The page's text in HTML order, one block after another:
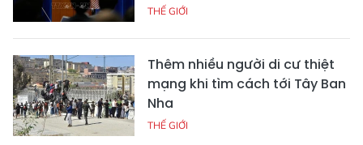
THẾ GIỚI
Thêm nhiều người di cư thiệt
mạng khi tìm cách tới Tây Ban
Nha
THẾ GIỚI